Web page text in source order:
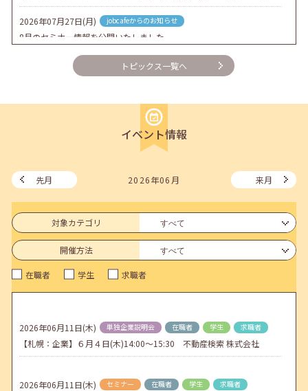
2026年07月27日(月) jobcafeからのお知らせ
8月のセミナー情報を公開いたしました。
2026年07月01日(水) 企業向け
企業様向けセミナー「現場を巻き込む！人事のための『越境人材育
jobcafeからのお知らせ
7月のセミナー情報を公開いたしました。
メールカウンセリング、就職決定報告フォーム復旧いたしました。
2026年05月25日(月) jobcafeからのお知らせ
6月のセミナー情報を公開いたしました。
2026年05月01日(金) jobcafeからのお知らせ
連休前後（ゴールデンウィーク）のメールキャリア・アドバイス対応
についてのお知らせ
2026年04月02日(木) jobcafeからのお知らせ
トピックス一覧へ
イベント情報
先月 2026年06月 来月
対象カテゴリ
開催方法
在職者 学生 求職者
2026年06月11日(木) 単独企業説明会 在職者 学生 求職者
【札幌：企業】６月４日(木)14:00～15:30 不動産検索 株式会社
2026年06月11日(木) セミナー 在職者 学生 求職者